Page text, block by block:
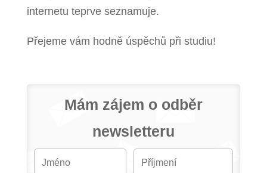
internetu teprve seznamuje.
Přejeme vám hodně úspěchů při studiu!
Mám zájem o odběr
newsletteru